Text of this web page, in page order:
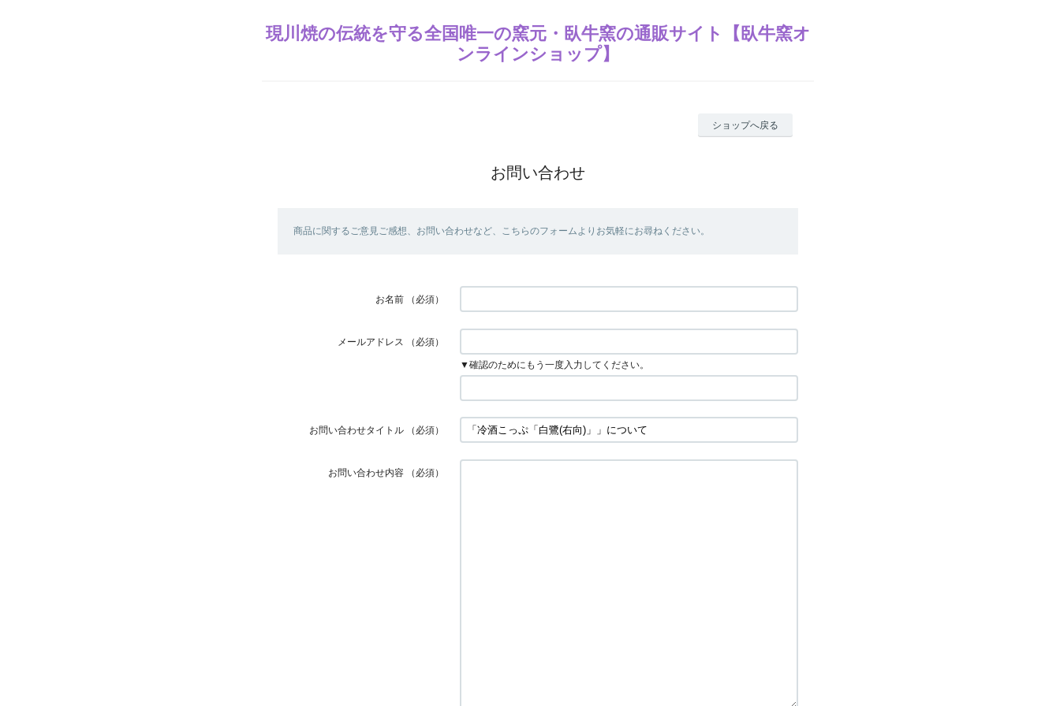
現川焼の伝統を守る全国唯一の窯元・臥牛窯の通販サイト【臥牛窯オ
ンラインショップ】
ショップへ戻る
お問い合わせ
商品に関するご意見ご感想、お問い合わせなど、こちらのフォームよりお気軽にお尋ねください。
お名前 （必須）
メールアドレス （必須）
▼確認のためにもう一度入力してください。
お問い合わせタイトル （必須）
お問い合わせ内容 （必須）